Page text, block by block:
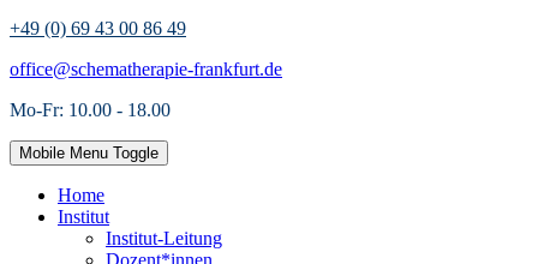
+49 (0) 69 43 00 86 49
office@schematherapie-frankfurt.de
Mo-Fr: 10.00 - 18.00
Mobile Menu Toggle
Home
Institut
Institut-Leitung
Dozent*innen